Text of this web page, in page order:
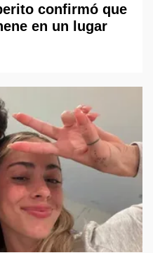
confirmó que
en un lugar